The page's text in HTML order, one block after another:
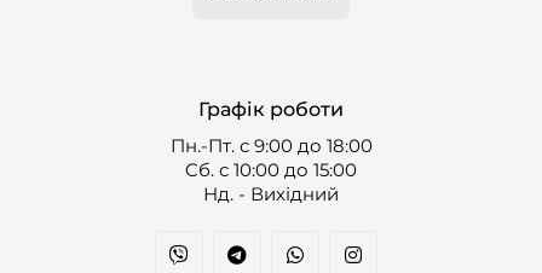
Графік роботи
Пн.-Пт. с 9:00 до 18:00
Cб. с 10:00 до 15:00
Нд. - Вихідний